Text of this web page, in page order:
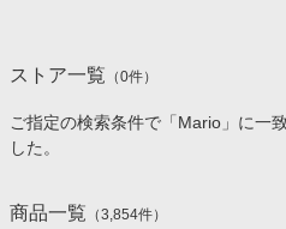
カテゴリー一覧
百貨店・総合ECモール
食品・スイーツ・お酒
イベント一覧
初回購入者限定特典
ストア一覧 （0件）
ご指定の検索条件で「Mario」に一
した。
商品一覧 （3,854件）